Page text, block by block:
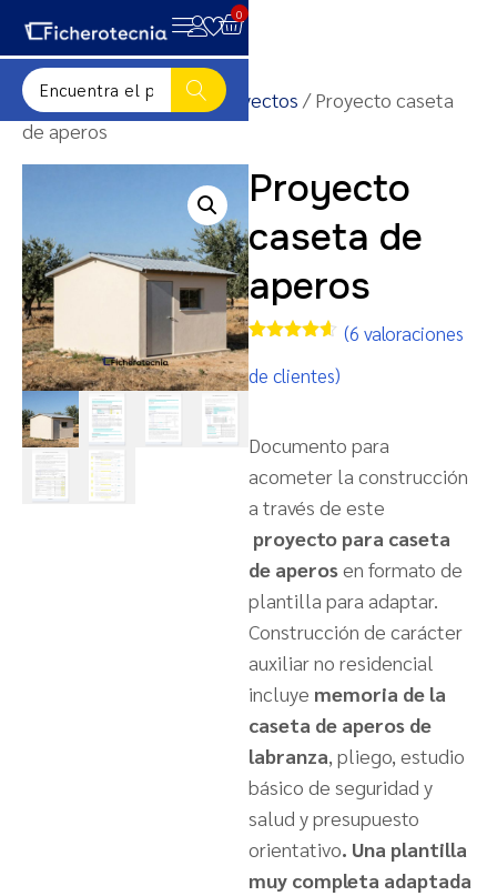
0
Inicio/Plantillas para proyectos / Proyecto caseta
de aperos
Proyecto
caseta de
aperos
con4.50
de 5 en
de
clientes
(6 valoraciones
de clientes)
Documento para
acometer la construcción
a través de este
proyecto para caseta
de aperosen formato de
plantilla para adaptar.
Construcción de carácter
auxiliar no residencial
incluye memoria de la
caseta de aperos de
labranza, pliego, estudio
básico de seguridad y
salud y presupuesto
orientativo. Una plantilla
muy completa adaptada